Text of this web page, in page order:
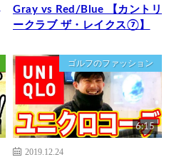
Gray vs Red/Blue 【カントリ
ークラブ ザ・レイクス⑦】
ゴルフのファッション
6:15
2019.12.24